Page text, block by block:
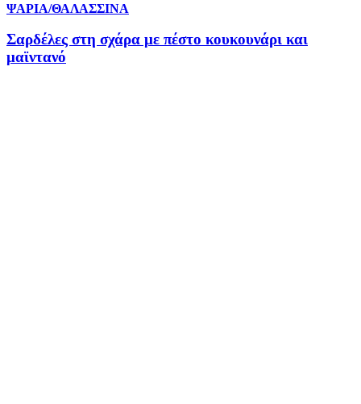
ΨΑΡΙΑ/ΘΑΛΑΣΣΙΝΑ
Σαρδέλες στη σχάρα με πέστο κουκουνάρι και
μαϊντανό